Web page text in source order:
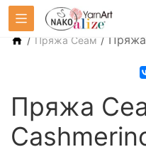
/ Пряжа Сеам /
Пряжа